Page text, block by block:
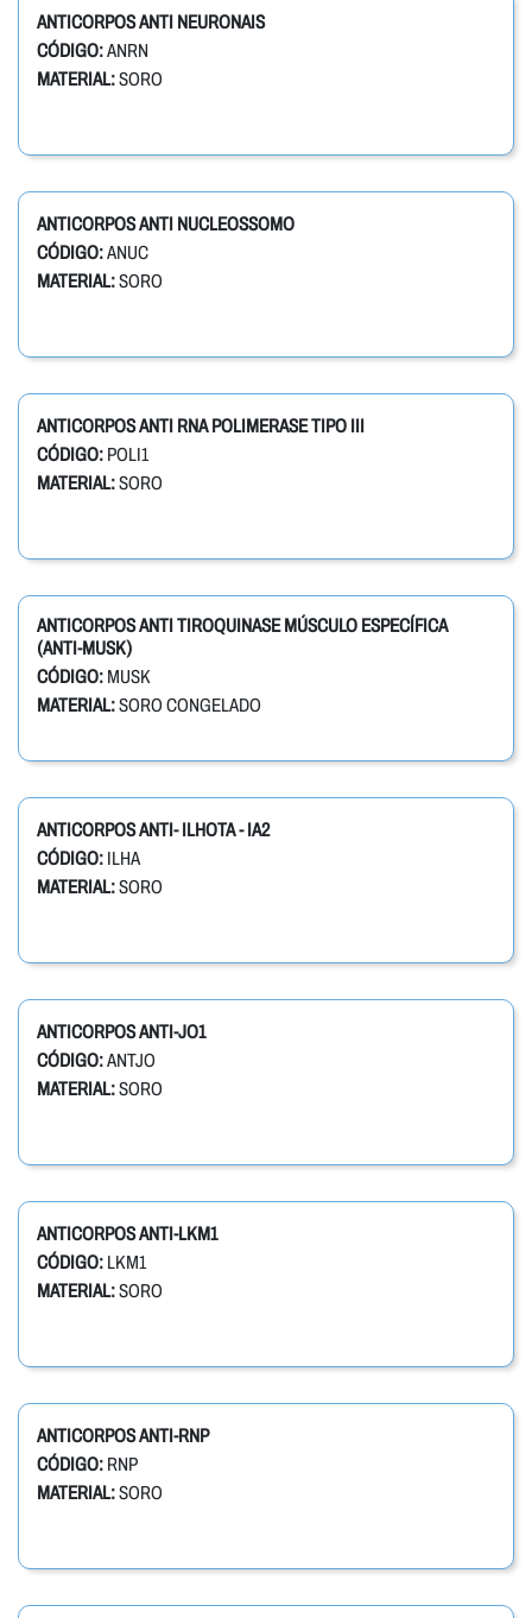
ANTICORPOS ANTI NEURONAIS
CÓDIGO:ANRN
MATERIAL:SORO
ANTICORPOS ANTI NUCLEOSSOMO
CÓDIGO:ANUC
MATERIAL:SORO
ANTICORPOS ANTI RNA POLIMERASE TIPO III
CÓDIGO: POLI1
MATERIAL:SORO
ANTICORPOS ANTI TIROQUINASE MÚSCULO ESPECÍFICA
(ANTI-MUSK)
CÓDIGO: MUSK
MATERIAL:SORO CONGELADO
ANTICORPOS ANTI- ILHOTA - IA2
CÓDIGO: ILHA
MATERIAL:SORO
ANTICORPOS ANTI-JO1
CÓDIGO:ANTJO
MATERIAL:SORO
ANTICORPOS ANTI-LKM1
CÓDIGO: LKM1
MATERIAL:SORO
ANTICORPOS ANTI-RNP
CÓDIGO: RNP
MATERIAL:SORO